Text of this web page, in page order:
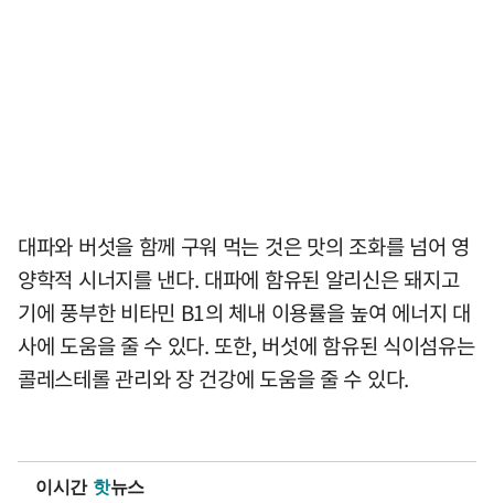
대파와 버섯을 함께 구워 먹는 것은 맛의 조화를 넘어 영
양학적 시너지를 낸다. 대파에 함유된 알리신은 돼지고
기에 풍부한 비타민 B1의 체내 이용률을 높여 에너지 대
사에 도움을 줄 수 있다. 또한, 버섯에 함유된 식이섬유는
콜레스테롤 관리와 장 건강에 도움을 줄 수 있다.
이시간 핫뉴스